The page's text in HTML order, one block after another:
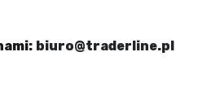
: biuro@traderline.pl